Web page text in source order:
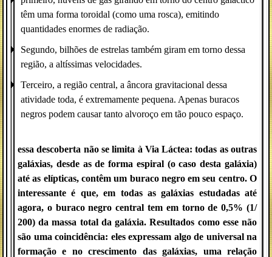
têm uma forma toroidal (como uma rosca), emitindo
quantidades enormes de radiação.
Segundo, bilhões de estrelas também giram em torno dessa
região, a altíssimas velocidades.
Terceiro, a região central, a âncora gravitacional dessa
atividade toda, é extremamente pequena. Apenas buracos
negros podem causar tanto alvoroço em tão pouco espaço.
essa descoberta não se limita à Via Láctea: todas as outras
galáxias, desde as de forma espiral (o caso desta galáxia)
até as elípticas, contêm um buraco negroem seu centro. O
interessante é que, em todas as galáxias estudadas até
agora, o buraco negro central tem em torno de 0,5% (1/
200) da massa total da galáxia. Resultados como esse não
são uma coincidência: eles expressam algo de universal na
formação e no crescimento das galáxias, uma relação